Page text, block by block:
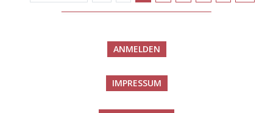
ANMELDEN
IMPRESSUM